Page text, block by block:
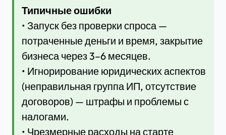
Типичные ошибки
• Запуск без проверки спроса —
потраченные деньги и время, закрытие
бизнеса через 3–6 месяцев.
• Игнорирование юридических аспектов
(неправильная группа ИП, отсутствие
договоров) — штрафы и проблемы с
налогами.
• Чрезмерные расходы на старте